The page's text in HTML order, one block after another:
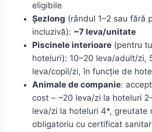
eligibile
Șezlong (rândul 1–2 sau fără
incluzivă): ~7 leva/unitate
Piscinele interioare (pentru
hoteluri): 10–20 leva/adult/zi,
leva/copil/zi, în funcție de
Animale de companie:
cost – ~20 leva/zi la hoteluri
leva/zi la hoteluri 4*, greutate
obligatoriu cu certificat